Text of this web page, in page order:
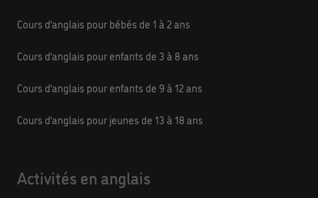
Cours d’anglais pour bébés de 1 à 2 ans
Cours d’anglais pour enfants de 3 à 8 ans
Cours d’anglais pour enfants de 9 à 12 ans
Cours d’anglais pour jeunes de 13 à 18 ans
Activités en anglais